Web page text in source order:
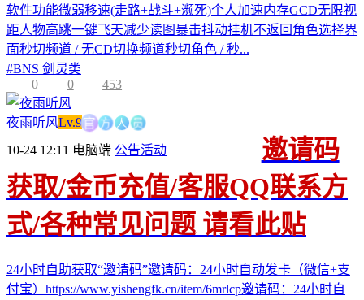
软件功能微弱移速(走路+战斗+濒死)个人加速内存GCD无限视
距人物高跳一键飞天减少读图暴击抖动挂机不返回角色选择界
面秒切频道 / 无CD切换频道秒切角色 / 秒...
#BNS 剑灵类
0
0 453
夜雨听风Lv.9官方人员
10-24 12:11 电脑端 公告活动
邀请码
获取/金币充值/客服QQ联系方
式/各种常见问题 请看此贴
24小时自助获取“邀请码”邀请码：24小时自动发卡（微信+支
付宝）https://www.yishengfk.cn/item/6mrlcp邀请码：24小时自